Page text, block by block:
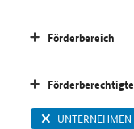
Förderbereich
Förderberechtigte
UNTERNEHMEN